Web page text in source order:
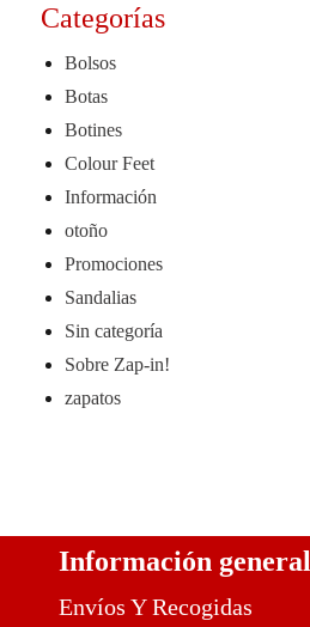
Categorías
Bolsos
Botas
Botines
Colour Feet
Información
otoño
Promociones
Sandalias
Sin categoría
Sobre Zap-in!
zapatos
Información general
Envíos Y Recogidas